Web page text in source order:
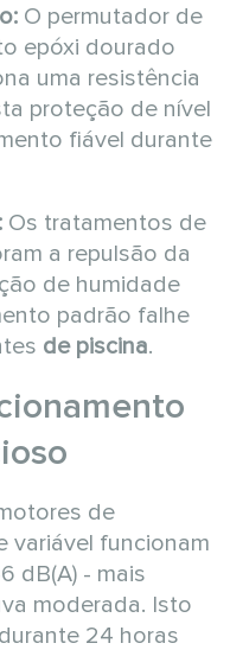
O permutador de
epóxi dourado
uma resistência
proteção de nível
fiável durante
Os tratamentos de
a repulsão da
de humidade
padrão falhe
de piscina.
de
variável funcionam
dB(A) - mais
moderada. Isto
24 horas